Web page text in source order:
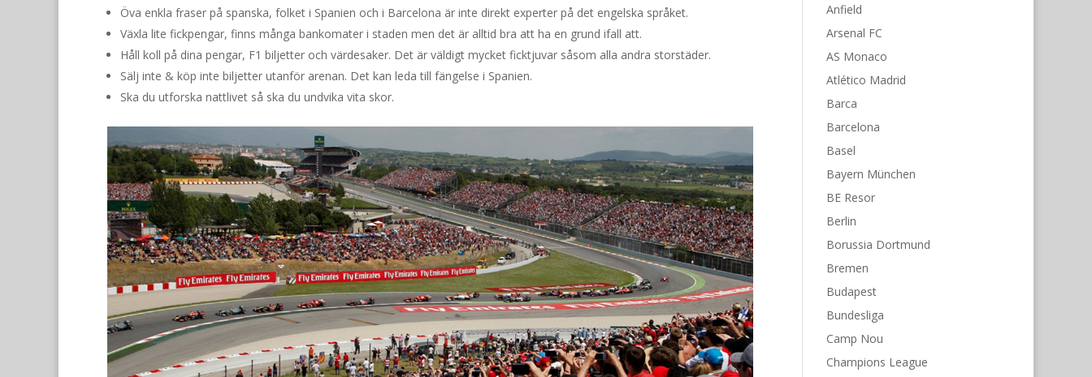
Öva enkla fraser på spanska, folket i Spanien och i Barcelona är inte direkt experter på det engelska språket.
Växla lite fickpengar, finns många bankomater i staden men det är alltid bra att ha en grund ifall att.
Håll koll på dina pengar, F1 biljetter och värdesaker. Det är väldigt mycket ficktjuvar såsom alla andra storstäder.
Sälj inte & köp inte biljetter utanför arenan. Det kan leda till fängelse i Spanien.
Ska du utforska nattlivet så ska du undvika vita skor.
Anfield
Arsenal FC
AS Monaco
Atlético Madrid
Barca
Barcelona
Basel
Bayern München
BE Resor
Berlin
Borussia Dortmund
Bremen
Budapest
Bundesliga
Camp Nou
Champions League